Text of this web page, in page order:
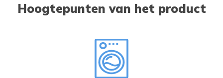
Hoogtepunten van het product